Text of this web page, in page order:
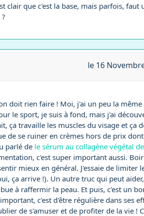
clair que c'est la base, mais parfois, faut
le 16
doit rien faire ! Moi, j'ai un peu la même
le sport, je suis à fond, mais j'ai
ça travaille les muscles du visage et ça
de se ruiner en crèmes hors de prix
parlé de le sérum au collagène végétal de
c'est super important aussi.
mieux en général. J'essaie de limiter
ça arrive !). Un autre truc qui peut
à raffermir la peau. Et puis, c'est un
c'est d'être régulière dans ses
de s'amuser et de profiter de la vie !